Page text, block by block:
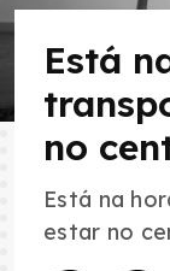
Está
no
Está na
estar no